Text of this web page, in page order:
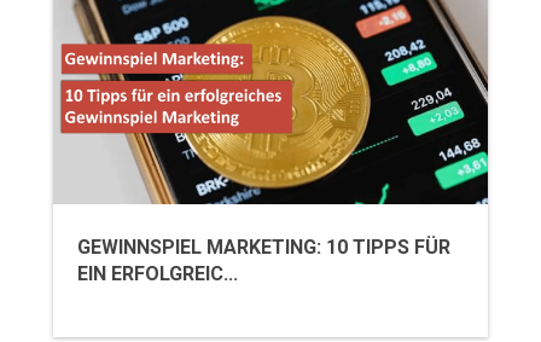
GEWINNSPIEL MARKETING: 10 TIPPS FÜR
EIN ERFOLGREIC...